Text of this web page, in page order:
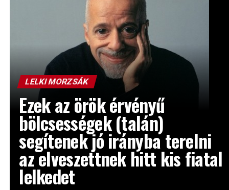
LELKI MORZSÁK
Ezek az örök érvényű
bölcsességek (talán)
segítenek jó irányba terelni
az elveszettnek hitt kis fiatal
lelkedet